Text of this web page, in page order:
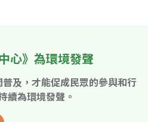
心》為環境發聲
及，才能促成民眾的參與和行
續為環境發聲。